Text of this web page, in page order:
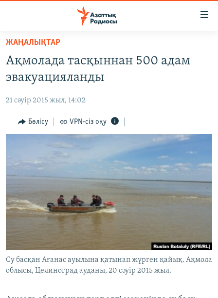
Skip
main
content
to
Navigation
Skip
САЯСАТ
AZATTYQTV
ҚАҢТАР ОҚИҒАСЫ
АДАМ ҚҰҚЫҚТАРЫ
АРНАЙЫ ЖОБАЛАР
Русский
Басқа тілдерде
ЖАҢАЛЫҚТАР
Ақмолада тасқыннан 500 адам
эвакуацияланды
21 сәуір 2015 жыл, 14:02
Бөлісу VPN-сіз оқу
Су басқан Ағанас ауылына қатынап жүрген қайық. Ақмола
облысы, Целиноград ауданы, 20 сәуір 2015 жыл.